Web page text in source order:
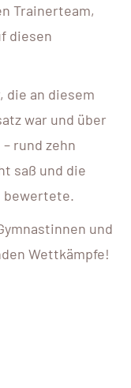
Trainerteam,
diesen
die an diesem
war und über
rund zehn
saß und die
bewertete.
und
Wettkämpfe!